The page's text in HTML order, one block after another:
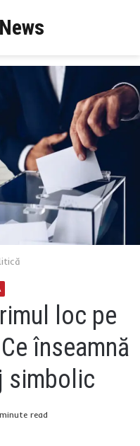
loc pe
înseamnă
simbolic
read